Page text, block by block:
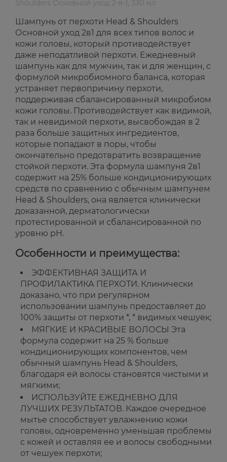
Шампунь от перхоти Head & Shoulders
Основной уход 2в1 для всех типов волос и
кожи головы, который противодействует
даже неподатливой перхоти. Ежедневный
шампунь как для мужчин, так и для женщин, с
формулой микробиомного баланса, которая
устраняет первопричину перхоти,
поддерживая сбалансированный микробиом
кожи головы. Противодействует как видимой,
так и невидимой перхоти, высвобождая в 2
раза больше защитных ингредиентов,
которые попадают в поры, чтобы
окончательно предотвратить возвращение
стойкой перхоти. Эта формула шампуня 2в1
содержит на 25% больше кондиционирующих
средств по сравнению с обычным шампунем
Head & Shoulders, она является клинически
доказанной, дерматологически
протестированной и сбалансированной по
уровню рН.
Особенности и преимущества:
ЭФФЕКТИВНАЯ ЗАЩИТА И
ПРОФИЛАКТИКА ПЕРХОТИ. Клинически
доказано, что при регулярном
использовании шампунь предоставляет до
100% защиты от перхоти *, * видимых чешуек;
МЯГКИЕ И КРАСИВЫЕ ВОЛОСЫ Эта
формула содержит на 25 % больше
кондиционирующих компонентов, чем
обычный шампунь Head & Shoulders,
благодаря ей волосы становятся чистыми и
мягкими;
ИСПОЛЬЗУЙТЕ ЕЖЕДНЕВНО ДЛЯ
ЛУЧШИХ РЕЗУЛЬТАТОВ. Каждое очередное
мытье способствует увлажнению кожи
головы, одновременно уменьшая проблемы
с кожей и оставляя ее и волосы свободными
от чешуек перхоти;